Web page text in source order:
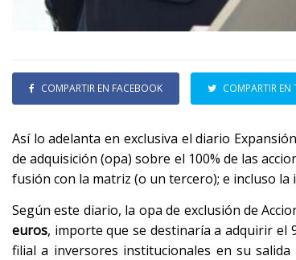
COMPARTIR EN FACEBOOK COMPARTIR EN
Así lo adelanta en exclusiva el diario
de adquisición (opa) sobre el 100% de las
fusión con la matriz (o un tercero); e incluso
Según este diario, la opa de exclusión de
euros, importe que se destinaría a adquirir el
filial a inversores institucionales en su